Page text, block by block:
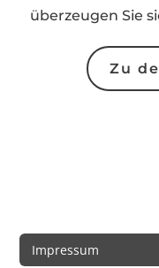
überzeugen Sie
Zu
Impressum